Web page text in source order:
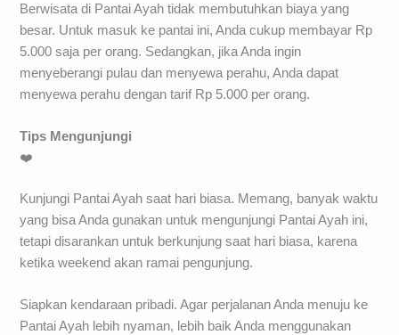
Berwisata di Pantai Ayah tidak membutuhkan biaya yang
besar. Untuk masuk ke pantai ini, Anda cukup membayar Rp
5.000 saja per orang. Sedangkan, jika Anda ingin
menyeberangi pulau dan menyewa perahu, Anda dapat
menyewa perahu dengan tarif Rp 5.000 per orang.
Tips Mengunjungi
❤️
Kunjungi Pantai Ayah saat hari biasa. Memang, banyak waktu
yang bisa Anda gunakan untuk mengunjungi Pantai Ayah ini,
tetapi disarankan untuk berkunjung saat hari biasa, karena
ketika weekend akan ramai pengunjung.
Siapkan kendaraan pribadi. Agar perjalanan Anda menuju ke
Pantai Ayah lebih nyaman, lebih baik Anda menggunakan